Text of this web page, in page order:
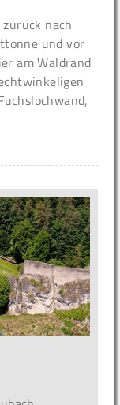
nach
und vor
am Waldrand